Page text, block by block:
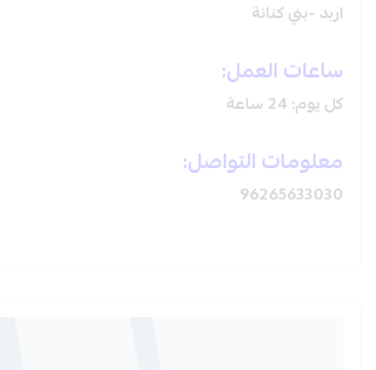
اربد -بني كنانة
ساعات العمل:
كل يوم: 24 ساعة
معلومات التواصل:
96265633030